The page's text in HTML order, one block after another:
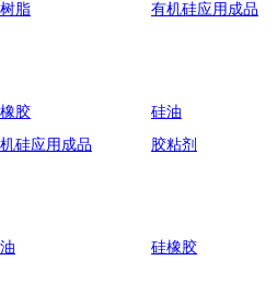
脂 有机硅应用成品
胶
硅油
硅应用成品 胶粘剂
硅橡胶